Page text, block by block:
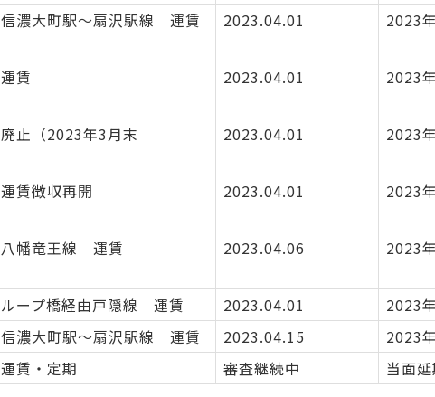
信濃大町駅〜扇沢駅線 運賃 2023.04.01 2023
運賃 2023.04.01 2023
廃止（2023年3月末 2023.04.01 2023
運賃徴収再開 2023.04.01 2023
八幡竜王線 運賃 2023.04.06 2023
ループ橋経由戸隠線 運賃 2023.04.01 2023
信濃大町駅〜扇沢駅線 運賃 2023.04.15
2023
運賃・定期 審査継続中 当面延